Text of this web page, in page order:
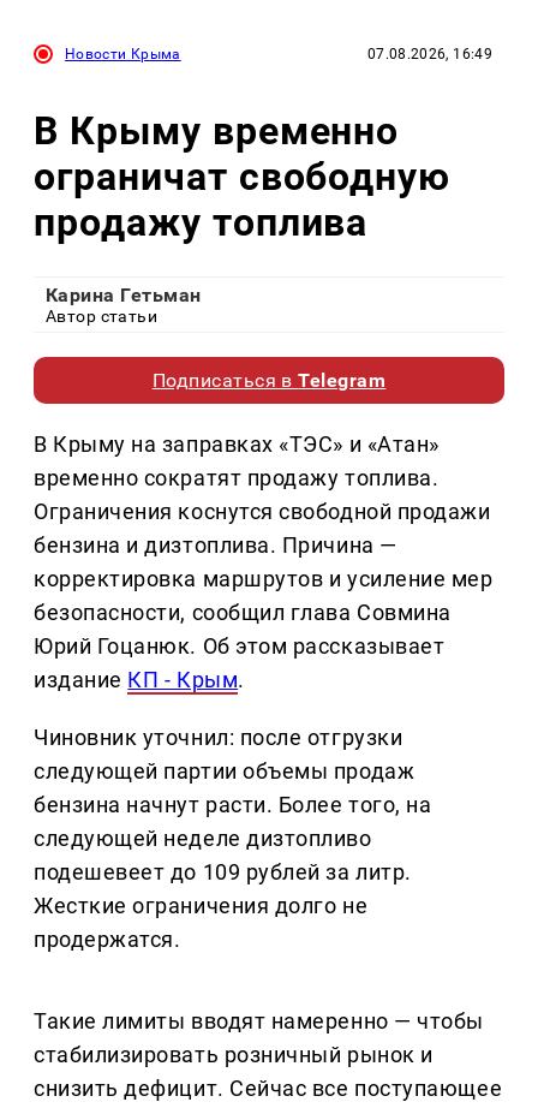
Новости Крыма 07.08.2026, 16:49
В Крыму временно
ограничат свободную
продажу топлива
Карина Гетьман
Автор статьи
Подписаться вTelegram
В Крыму на заправках «ТЭС» и «Атан»
временно сократят продажу топлива.
Ограничения коснутся свободной продажи
бензина и дизтоплива. Причина —
корректировка маршрутов и усиление мер
безопасности, сообщил глава Совмина
Юрий Гоцанюк. Об этом рассказывает
издание КП - Крым.
Чиновник уточнил: после отгрузки
следующей партии объемы продаж
бензина начнут расти. Более того, на
следующей неделе дизтопливо
подешевеет до 109 рублей за литр.
Жесткие ограничения долго не
продержатся.
Такие лимиты вводят намеренно — чтобы
стабилизировать розничный рынок и
снизить дефицит. Сейчас все поступающее